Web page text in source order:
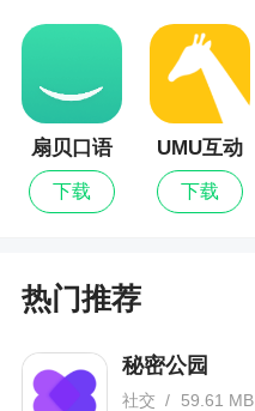
扇贝口语
下载
UMU互动
下载
热门推荐
秘密公园
社交 /
59.61 MB